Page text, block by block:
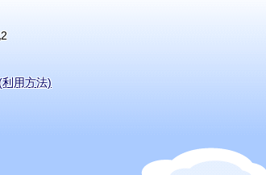
利用方法)